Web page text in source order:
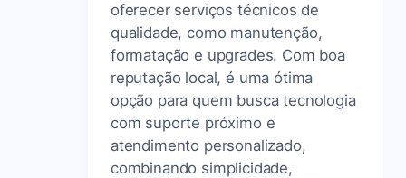
oferecer serviços técnicos de
qualidade, como manutenção,
formatação e upgrades. Com boa
reputação local, é uma ótima
opção para quem busca tecnologia
com suporte próximo e
atendimento personalizado,
combinando simplicidade,